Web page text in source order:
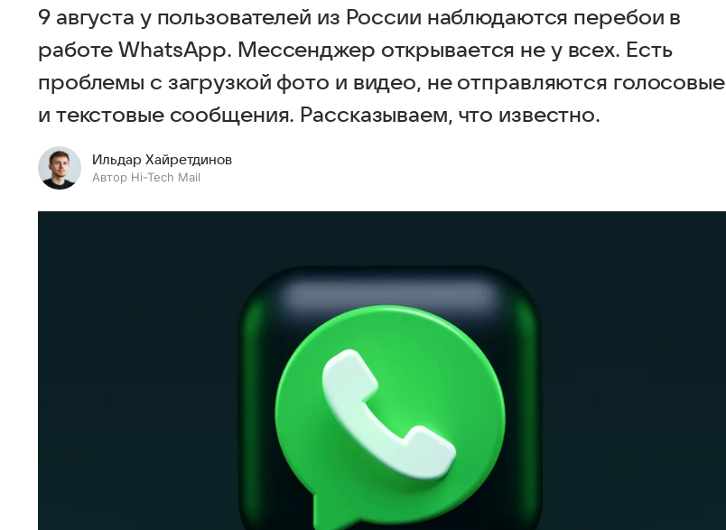
9 августа у пользователей из России наблюдаются перебои в
работе WhatsApp. Мессенджер открывается не у всех. Есть
проблемы с загрузкой фото и видео, не отправляются голосовые
и текстовые сообщения. Рассказываем, что известно.
Ильдар Хайретдинов
Автор Hi-Tech Mail